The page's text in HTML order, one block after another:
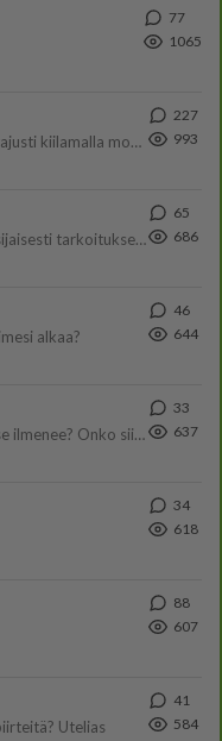
77
1065
Ylellä leviää video jossa poliisi pysäyttää rajusti kiilamalla mopo pojan. Toivottavasti poliisi ottaa tuosta mallia myö
227
993
Tutustutaan, fyysistä kontaktia, mutta ensijaisesti tarkoituksena ei ole aloittaa mitään virallista tai rikkoa mitään? E
65
686
alkaa?
46
644
Onko välillänne suuri vetovoima ja miten se ilmenee? Onko siitä haittaa?
33
637
34
618
88
607
Utelias
41
584